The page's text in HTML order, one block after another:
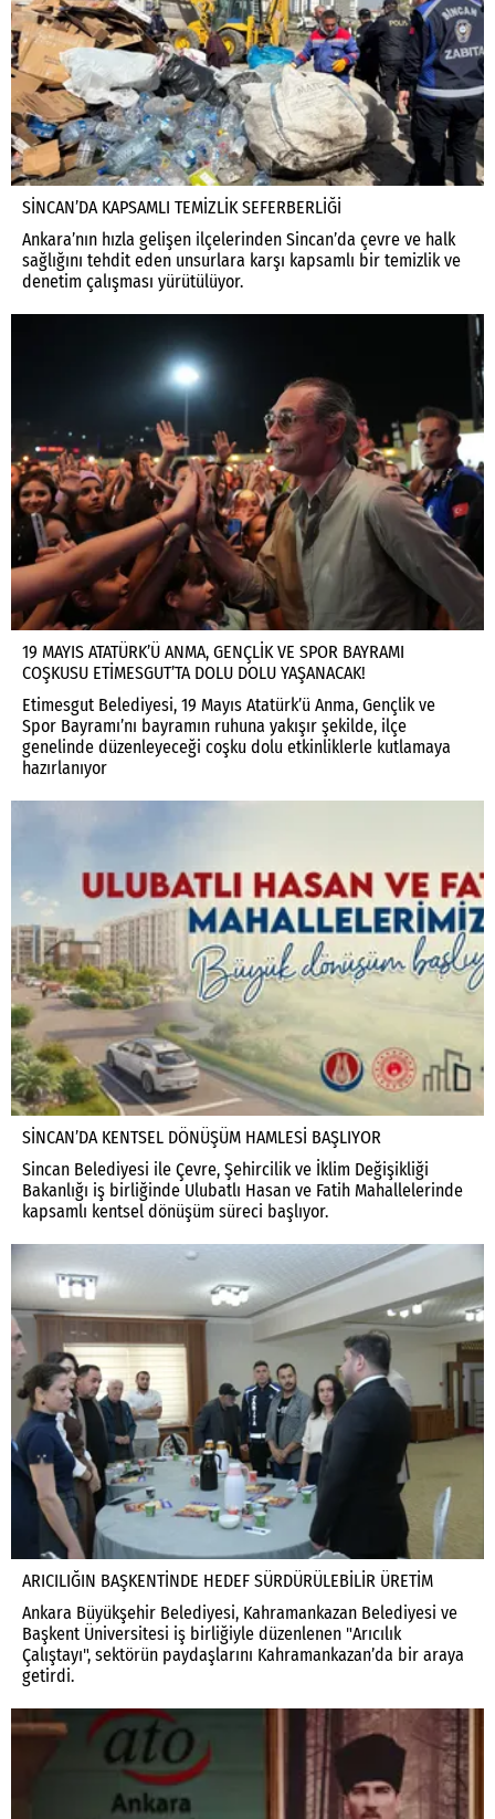
SİNCAN’DA KAPSAMLI TEMİZLİK SEFERBERLİĞİ
Ankara’nın hızla gelişen ilçelerinden Sincan’da çevre ve halk
sağlığını tehdit eden unsurlara karşı kapsamlı bir temizlik ve
denetim çalışması yürütülüyor.
19 MAYIS ATATÜRK’Ü ANMA, GENÇLİK VE SPOR BAYRAMI
COŞKUSU ETİMESGUT’TA DOLU DOLU YAŞANACAK!
Etimesgut Belediyesi, 19 Mayıs Atatürk’ü Anma, Gençlik ve
Spor Bayramı’nı bayramın ruhuna yakışır şekilde, ilçe
genelinde düzenleyeceği coşku dolu etkinliklerle kutlamaya
hazırlanıyor
SİNCAN’DA KENTSEL DÖNÜŞÜM HAMLESİ BAŞLIYOR
Sincan Belediyesi ile Çevre, Şehircilik ve İklim Değişikliği
Bakanlığı iş birliğinde Ulubatlı Hasan ve Fatih Mahallelerinde
kapsamlı kentsel dönüşüm süreci başlıyor.
ARICILIĞIN BAŞKENTİNDE HEDEF SÜRDÜRÜLEBİLİR ÜRETİM
Ankara Büyükşehir Belediyesi, Kahramankazan Belediyesi ve
Başkent Üniversitesi iş birliğiyle düzenlenen "Arıcılık
Çalıştayı", sektörün paydaşlarını Kahramankazan’da bir araya
getirdi.